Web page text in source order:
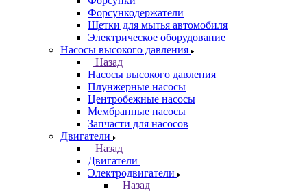
Форсункодержатели
Щетки для мытья автомобиля
Электрическое оборудование
Насосы высокого давления
Назад
Насосы высокого давления
Плунжерные насосы
Центробежные насосы
Мембранные насосы
Запчасти для насосов
Двигатели
Назад
Двигатели
Электродвигатели
Назад